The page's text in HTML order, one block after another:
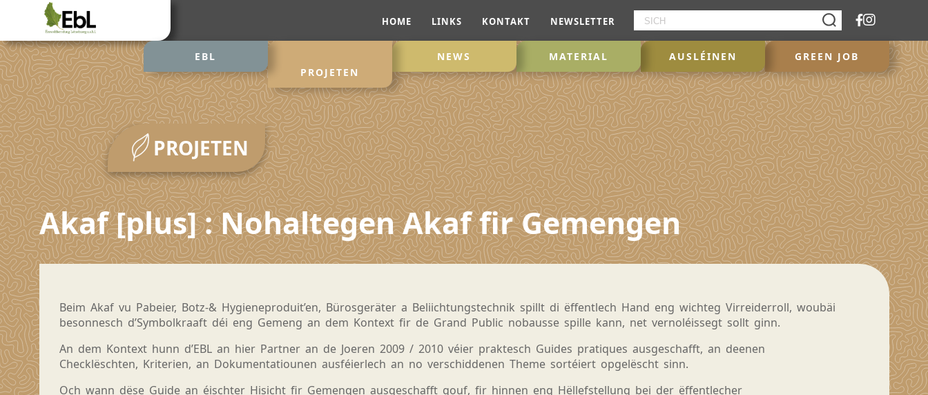
HOME LINKS KONTAKT NEWSLETTER
EBL
PROJETEN
NEWS MATERIAL AUSLÉINEN GREEN JOB
PROJETEN
Akaf [plus] : Nohaltegen Akaf fir Gemengen
Beim Akaf vu Pabeier, Botz-& Hygieneproduit’en, Bürosgeräter a Beliichtungstechnik spillt di ëffentlech Hand eng wichteg Virreiderroll, woubäi
besonnesch d’Symbolkraaft déi eng Gemeng an dem Kontext fir de Grand Public nobausse spille kann, net vernoléissegt sollt ginn.
An dem Kontext hunn d’EBL an hier Partner an de Joeren 2009 / 2010 véier praktesch Guides pratiques ausgeschafft, an deenen
Checklëschten, Kriterien, an Dokumentatiounen ausféierlech an no verschiddenen Theme sortéiert opgelëscht sinn.
Och wann dëse Guide an éischter Hisicht fir Gemengen ausgeschafft gouf, fir hinnen eng Hëllefstellung bei der ëffentlecher